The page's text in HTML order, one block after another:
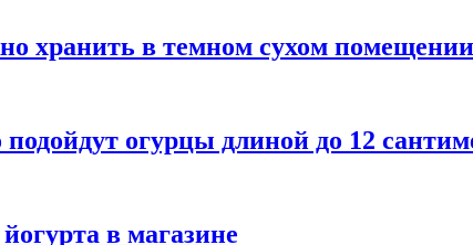
хранить в темном сухом помещении
огурцы длиной до 12
в магазине